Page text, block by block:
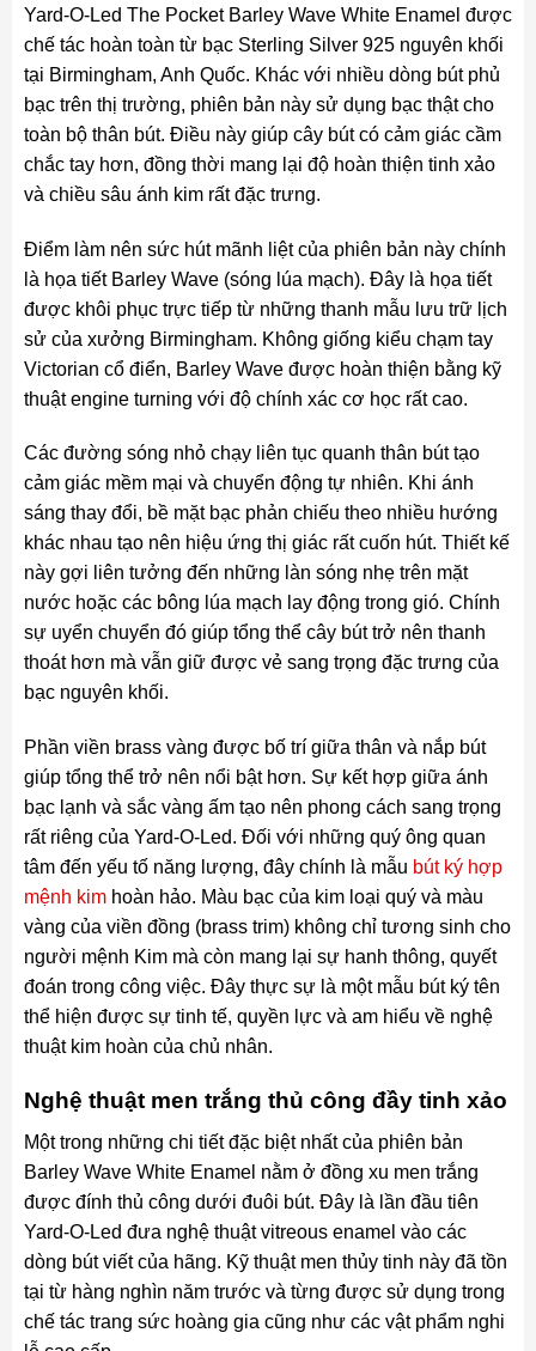
Yard-O-Led The Pocket Barley Wave White Enamel được
chế tác hoàn toàn từ bạc Sterling Silver 925 nguyên khối
tại Birmingham, Anh Quốc. Khác với nhiều dòng bút phủ
bạc trên thị trường, phiên bản này sử dụng bạc thật cho
toàn bộ thân bút. Điều này giúp cây bút có cảm giác cầm
chắc tay hơn, đồng thời mang lại độ hoàn thiện tinh xảo
và chiều sâu ánh kim rất đặc trưng.
Điểm làm nên sức hút mãnh liệt của phiên bản này chính
là họa tiết Barley Wave (sóng lúa mạch). Đây là họa tiết
được khôi phục trực tiếp từ những thanh mẫu lưu trữ lịch
sử của xưởng Birmingham. Không giống kiểu chạm tay
Victorian cổ điển, Barley Wave được hoàn thiện bằng kỹ
thuật engine turning với độ chính xác cơ học rất cao.
Các đường sóng nhỏ chạy liên tục quanh thân bút tạo
cảm giác mềm mại và chuyển động tự nhiên. Khi ánh
sáng thay đổi, bề mặt bạc phản chiếu theo nhiều hướng
khác nhau tạo nên hiệu ứng thị giác rất cuốn hút. Thiết kế
này gợi liên tưởng đến những làn sóng nhẹ trên mặt
nước hoặc các bông lúa mạch lay động trong gió. Chính
sự uyển chuyển đó giúp tổng thể cây bút trở nên thanh
thoát hơn mà vẫn giữ được vẻ sang trọng đặc trưng của
bạc nguyên khối.
Phần viền brass vàng được bố trí giữa thân và nắp bút
giúp tổng thể trở nên nổi bật hơn. Sự kết hợp giữa ánh
bạc lạnh và sắc vàng ấm tạo nên phong cách sang trọng
rất riêng của Yard-O-Led. Đối với những quý ông quan
tâm đến yếu tố năng lượng, đây chính là mẫu bút ký hợp
mệnh kimhoàn hảo. Màu bạc của kim loại quý và màu
vàng của viền đồng (brass trim) không chỉ tương sinh cho
người mệnh Kim mà còn mang lại sự hanh thông, quyết
đoán trong công việc. Đây thực sự là một mẫu bút ký tên
thể hiện được sự tinh tế, quyền lực và am hiểu về nghệ
thuật kim hoàn của chủ nhân.
Nghệ thuật men trắng thủ công đầy tinh xảo
Một trong những chi tiết đặc biệt nhất của phiên bản
Barley Wave White Enamel nằm ở đồng xu men trắng
được đính thủ công dưới đuôi bút. Đây là lần đầu tiên
Yard-O-Led đưa nghệ thuật vitreous enamel vào các
dòng bút viết của hãng. Kỹ thuật men thủy tinh này đã tồn
tại từ hàng nghìn năm trước và từng được sử dụng trong
chế tác trang sức hoàng gia cũng như các vật phẩm nghi